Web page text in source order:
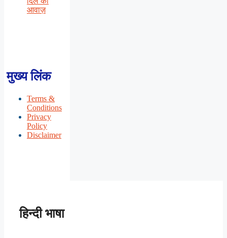
आवाज़
मुख्य लिंक
Terms &
Conditions
Privacy
Policy
Disclaimer
हिन्दी भाषा